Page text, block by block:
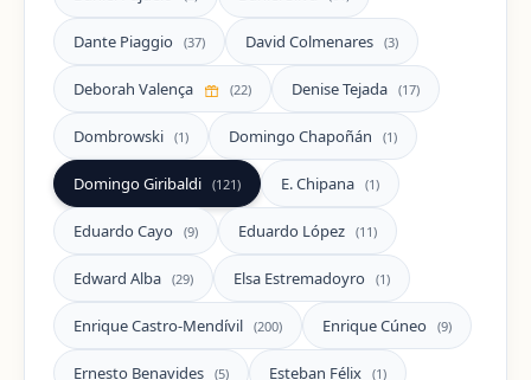
Dante Piaggio (37) David Colmenares (3)
Deborah Valença (22) Denise Tejada (17)
Dombrowski (1) Domingo Chapoñán (1)
Domingo Giribaldi (121) E. Chipana (1)
Eduardo Cayo (9) Eduardo López (11)
Edward Alba (29) Elsa Estremadoyro (1)
Enrique Castro-Mendívil (200) Enrique Cúneo (9)
Ernesto Benavides (5) Esteban Félix (1)